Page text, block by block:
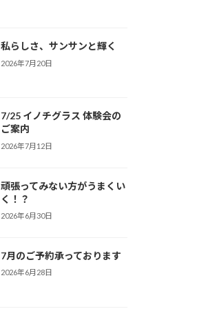
私らしさ、サンサンと輝く
2026年7月20日
7/25 イノチグラス 体験会の
ご案内
2026年7月12日
頑張ってみない方がうまくい
く！？
2026年6月30日
7月のご予約承っております
2026年6月28日